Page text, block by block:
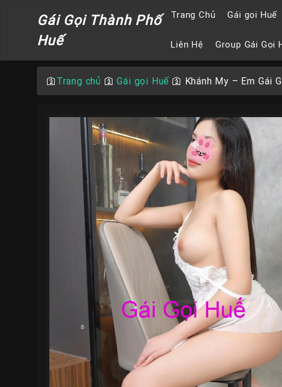
Gái Gọi Thành Phố
Huế
Trang Chủ Gái gọi Huế
Liên Hệ Group Gái Gọi
🛐 Trang chủ 🛐Gái gọi Huế 🛐 Khánh My – Em Gái